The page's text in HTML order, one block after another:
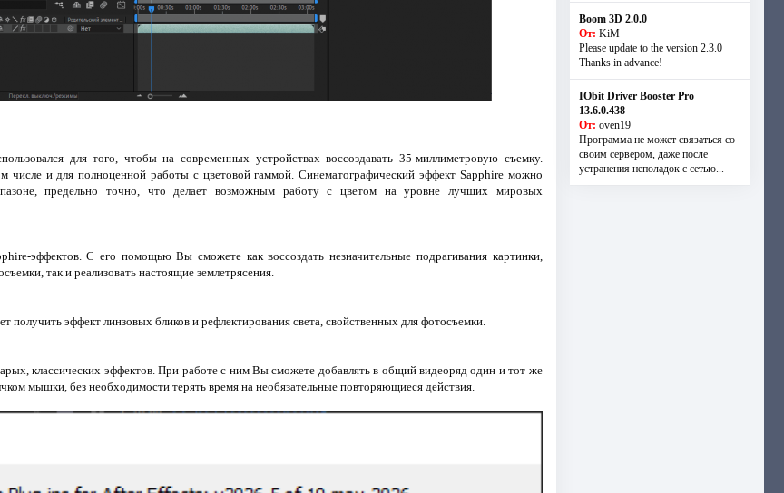
для того, чтобы на современных устройствах воссоздавать 35-миллиметровую съемку.
числе и для полноценной работы с цветовой гаммой. Синематографический эффект Sapphire можно
предельно точно, что делает возможным работу с цветом на уровне лучших мировых
эффектов. С его помощью Вы сможете как воссоздать незначительные подрагивания картинки,
так и реализовать настоящие землетрясения.
получить эффект линзовых бликов и рефлектирования света, свойственных для фотосъемки.
классических эффектов. При работе с ним Вы сможете добавлять в общий видеоряд один и тот же
мышки, без необходимости терять время на необязательные повторяющиеся действия.
Boom 3D 2.0.0
От: KiM
Please update to the version 2.3.0
Thanks in advance!
IObit Driver Booster Pro
13.6.0.438
От: oven19
Программа не может связаться со
своим сервером, даже после
устранения неполадок с сетью...